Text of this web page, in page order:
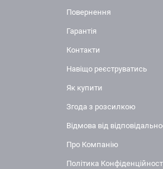
Повернення
Гарантія
Контакти
Навіщо реєструватись
Як купити
Згода з розсилкою
Відмова від
Про Компанію
Політика